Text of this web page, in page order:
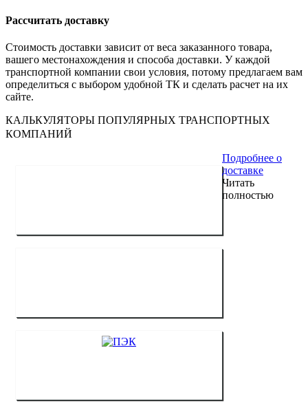
Рассчитать доставку
Стоимость доставки зависит от веса заказанного товара,
вашего местонахождения и способа доставки. У каждой
транспортной компании свои условия, потому предлагаем вам
определиться с выбором удобной ТК и сделать расчет на их
сайте.
КАЛЬКУЛЯТОРЫ ПОПУЛЯРНЫХ ТРАНСПОРТНЫХ
КОМПАНИЙ
Подробнее о
доставке
Читать
полностью